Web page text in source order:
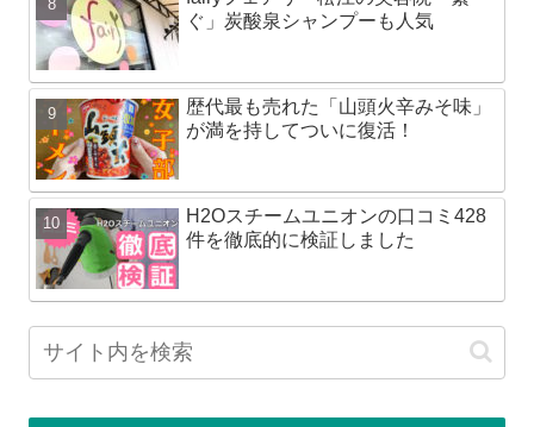
ぐ」炭酸泉シャンプーも人気
歴代最も売れた「山頭火辛みそ味」
が満を持してついに復活！
H2Oスチームユニオンの口コミ428
件を徹底的に検証しました